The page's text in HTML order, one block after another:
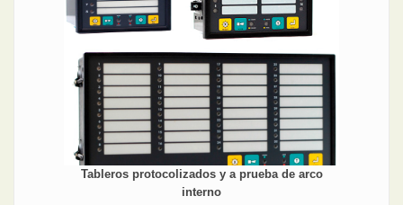
Tableros protocolizados y a prueba de arco
interno